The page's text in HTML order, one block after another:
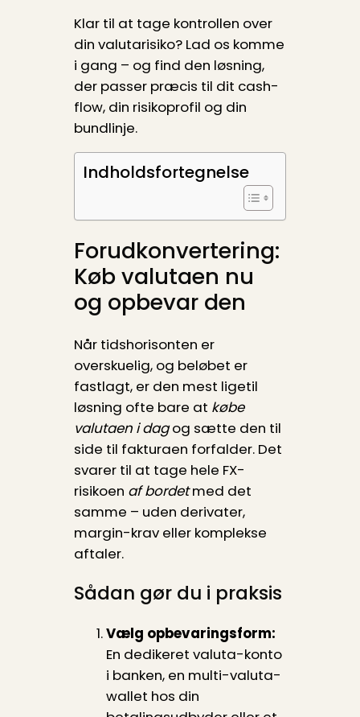
Klar til at tage kontrollen over
din valutarisiko? Lad os komme
i gang – og find den løsning,
der passer præcis til dit cash-
flow, din risikoprofil og din
bundlinje.
Indholdsfortegnelse
Forudkonvertering:
Køb valutaen nu
og opbevar den
Når tidshorisonten er
overskuelig, og beløbet er
fastlagt, er den mest ligetil
løsning ofte bare at købe
valutaen i dagog sætte den til
side til fakturaen forfalder. Det
svarer til at tage hele FX-
risikoen af bordetmed det
samme – uden derivater,
margin-krav eller komplekse
aftaler.
Sådan gør du i praksis
Vælg opbevaringsform:
En dedikeret valuta-konto
i banken, en multi-valuta-
wallet hos din